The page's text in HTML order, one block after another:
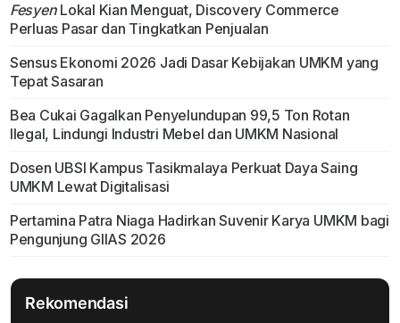
FesyenLokal Kian Menguat, Discovery Commerce
Perluas Pasar dan Tingkatkan Penjualan
Sensus Ekonomi 2026 Jadi Dasar Kebijakan UMKM yang
Tepat Sasaran
Bea Cukai Gagalkan Penyelundupan 99,5 Ton Rotan
Ilegal, Lindungi Industri Mebel dan UMKM Nasional
Dosen UBSI Kampus Tasikmalaya Perkuat Daya Saing
UMKM Lewat Digitalisasi
Pertamina Patra Niaga Hadirkan Suvenir Karya UMKM bagi
Pengunjung GIIAS 2026
Rekomendasi